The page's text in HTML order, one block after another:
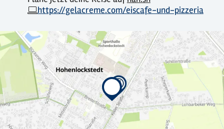
https://gelacreme.com/eiscafe-und-pizzeria